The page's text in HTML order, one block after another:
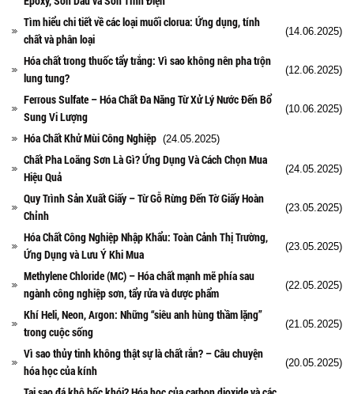
Tìm hiểu chi tiết về các loại muối clorua: Ứng dụng, tính
chất và phân loại
(14.06.2025)
Hóa chất trong thuốc tẩy trắng: Vì sao không nên pha trộn
lung tung?
(12.06.2025)
Ferrous Sulfate – Hóa Chất Đa Năng Từ Xử Lý Nước Đến Bổ
Sung Vi Lượng
(10.06.2025)
Hóa Chất Khử Mùi Công Nghiệp (24.05.2025)
Chất Pha Loãng Sơn Là Gì? Ứng Dụng Và Cách Chọn Mua
Hiệu Quả
(24.05.2025)
Quy Trình Sản Xuất Giấy – Từ Gỗ Rừng Đến Tờ Giấy Hoàn
Chỉnh
(23.05.2025)
Hóa Chất Công Nghiệp Nhập Khẩu: Toàn Cảnh Thị Trường,
Ứng Dụng và Lưu Ý Khi Mua
(23.05.2025)
Methylene Chloride (MC) – Hóa chất mạnh mẽ phía sau
ngành công nghiệp sơn, tẩy rửa và dược phẩm
(22.05.2025)
Khí Heli, Neon, Argon: Những “siêu anh hùng thầm lặng”
trong cuộc sống
(21.05.2025)
Vì sao thủy tinh không thật sự là chất rắn? – Câu chuyện
hóa học của kính
(20.05.2025)